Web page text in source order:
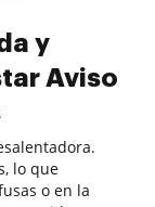
y
Aviso
lo que
o en la